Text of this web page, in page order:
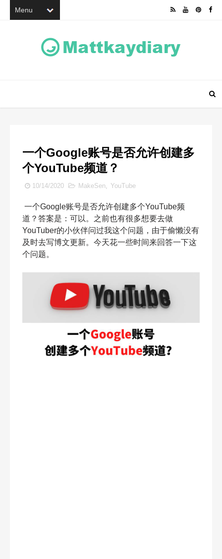
一个Google账号是否允许创建多
个YouTube频道？
10/14/2020 MakeSen, YouTube
一个Google账号是否允许创建多个YouTube频
道？答案是：可以。之前也有很多想要去做
YouTuber的小伙伴问过我这个问题，由于偷懒没有
及时去写博文更新。今天花一些时间来回答一下这
个问题。